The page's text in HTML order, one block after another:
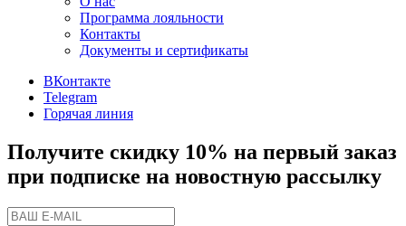
Программа лояльности
Контакты
Документы и сертификаты
ВКонтакте
Telegram
Горячая линия
Получите скидку 10% на первый заказ
при подписке на новостную рассылку